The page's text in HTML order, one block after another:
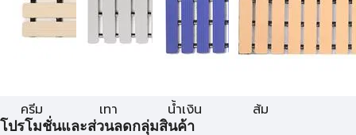
ครีม เทา น้ำเงิน ส้ม
โปรโมชั่นและส่วนลดกลุ่มสินค้า